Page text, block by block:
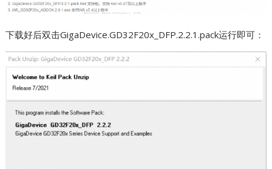
下载好后双击GigaDevice.GD32F20x_DFP.2.2.1.pack运行即可：